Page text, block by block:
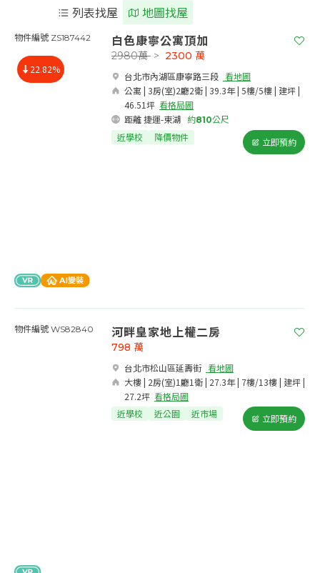
列表找屋 地圖找屋
物件編號 ZS187442
22.82%
白色康寧公寓頂加
台北市內湖區康寧路三段​ 看地圖
公寓 | 3房(室)2廳2衛 | 39.3年 | 5樓/5樓 | 建坪 |
46.51坪 看格局圖
距離 捷運-東湖
約810公尺
2980萬 > 2300 萬
近學校 降價物件 立即預約
物件編號 WS82840 河畔皇家地上權二房
台北市松山區延壽街​ 看地圖
大樓 | 2房(室)1廳1衛 | 27.3年 | 7樓/13樓 | 建坪 |
27.2坪 看格局圖
798 萬
近學校 近公園 近市場 立即預約